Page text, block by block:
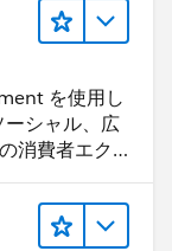
を使用し
シャル、広
消費者エク